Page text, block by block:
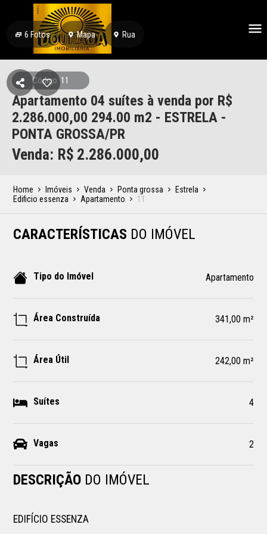
6 Fotos Mapa Rua
Código: 11
Apartamento 04 suítes à venda por R$
2.286.000,00 294.00 m2 - ESTRELA -
PONTA GROSSA/PR
Venda: R$ 2.286.000,00
Home Imóveis Venda Ponta grossa
Estrela
Edificio essenza
Apartamento 11
CARACTERÍSTICAS DO IMÓVEL
Tipo do Imóvel Apartamento
Área Construída 341,00 m²
Área Útil 242,00 m²
Suítes 4
Vagas 2
DESCRIÇÃO DO IMÓVEL
EDIFÍCIO ESSENZA